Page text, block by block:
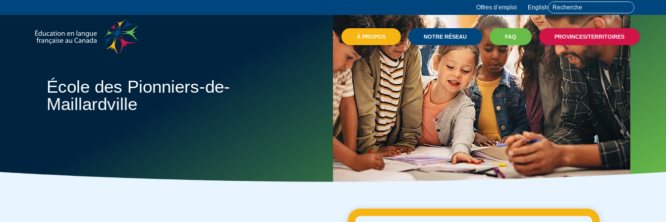
Offres d’emploi English
À PROPOS NOTRE RÉSEAU FAQ PROVINCES/TERRITOIRES
École des Pionniers-de-
Maillardville